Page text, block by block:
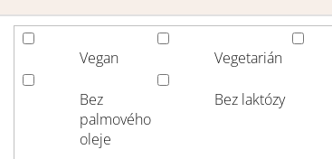
Vegan Vegetarián
Bez
palmového
oleje
Bez laktózy